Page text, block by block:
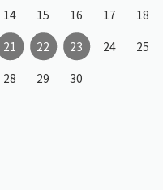
14 15 16 17 18
21 22 23 24 25
28 29 30